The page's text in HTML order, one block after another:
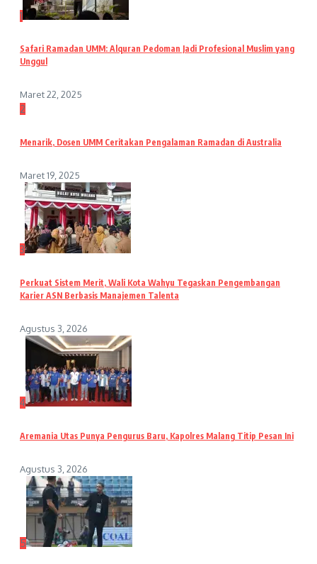
1
Safari Ramadan UMM: Alquran Pedoman Jadi Profesional Muslim yang
Unggul
Maret 22, 2025
2
Menarik, Dosen UMM Ceritakan Pengalaman Ramadan di Australia
Maret 19, 2025
3
Perkuat Sistem Merit, Wali Kota Wahyu Tegaskan Pengembangan
Karier ASN Berbasis Manajemen Talenta
Agustus 3, 2026
4
Aremania Utas Punya Pengurus Baru, Kapolres Malang Titip Pesan Ini
Agustus 3, 2026
5